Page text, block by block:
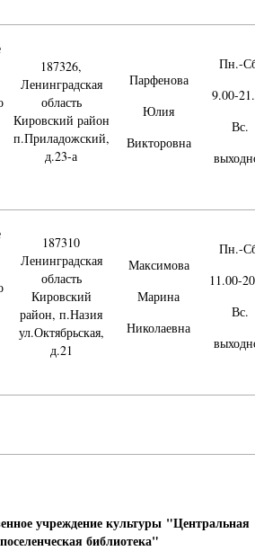
187326,
Ленинградская
область
Кировский район
п.Приладожский,
д.23-а
Парфенова
Юлия
Викторовна
Пн.-
9.00-
Вс.
187310
Ленинградская
область
Кировский
район, п.Назия
ул.Октябрьская,
д.21
Максимова
Марина
Николаевна
Пн.-
11.00-
Вс.
учреждение культуры "Центральная
библиотека"